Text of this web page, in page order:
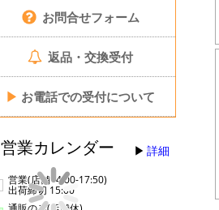
お問合せフォーム
返品・交換受付
▶ お電話での受付について
営業カレンダー 詳細
営業(店舗14:00-17:50)
出荷締切 15:00